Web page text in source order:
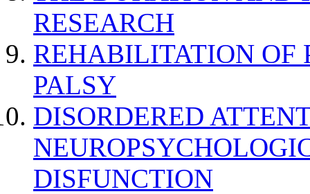
RESEARCH
REHABILITATION OF
PALSY
DISORDERED
DISFUNCTION